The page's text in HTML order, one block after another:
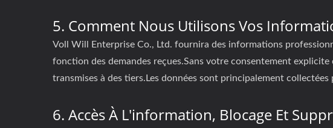
5. Comment Nous Utilisons Vos
Voll Will Enterprise Co., Ltd. fournira des informations
fonction des demandes reçues.Sans votre consentement
transmises à des tiers.Les données sont principalement
6. Accès À L'information, Blocage Et